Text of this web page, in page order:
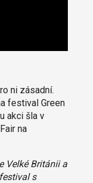
ni zásadní.
festival Green
akci šla v
na
Velké Británii a
s